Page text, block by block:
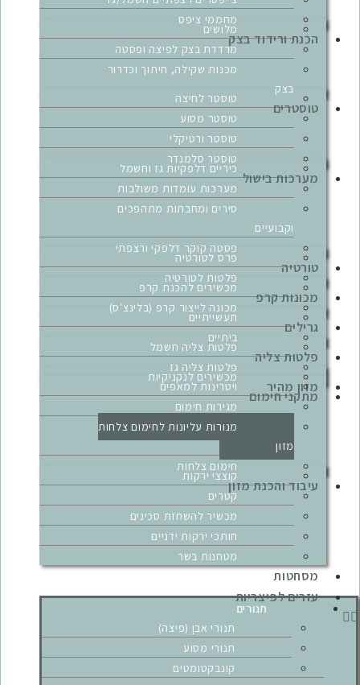
מחממי ציפס
הכנת ורידוד בצק
מלושים
מרדדת בצק לפיצה ופסטה
מכנות שקילה, חיתוך וכדרור
בצק
טוסטרים
טוסטר לחיצה
טוסטר מסוע
טוסטר ורטיקלי
טוסטר סלמנדר
מערכות בישול
כיריים דלפקיות גז וחשמל
מערכות עומדות משולבות
סירים ומחבתות מתהפכים
וקבועיים
פסטה קוקר דלפקי ורצפתי
טורטיה
פרס לטורטיה
פלטות לטורטיה
מכונות קרפ
מכשירים להכנת קרפ
מכונה לייצור קרפ (בלינצ'ס)
גרילים
תעשייתיים
ביתיים
פלטות צליה
פלטות צליה חשמל
פלטות צליה גז
מזון מהיר
מכשירים לנקניקיות
מתקני חימום
ויטרינות למאפים
מגירות חימום
מנורות עליונות לחימום צלחות
מזון
חימום צלחות
עיבוד והכנת מזון
קוצצי ירקות
קטרים
מכשיר להשחזת סכינים
חותכי ירקות ידניים
מטחנות בשר
מסחטות
עזרים לפיצריות
תנורים
תנורי אבן (פיצה)
תנורי מסוע
קונבקטומטים